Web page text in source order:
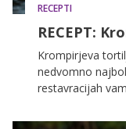
RECEPTI
RECEPT:
Krompirjeva
nedvomno
restavracijah
lahko večerjo.